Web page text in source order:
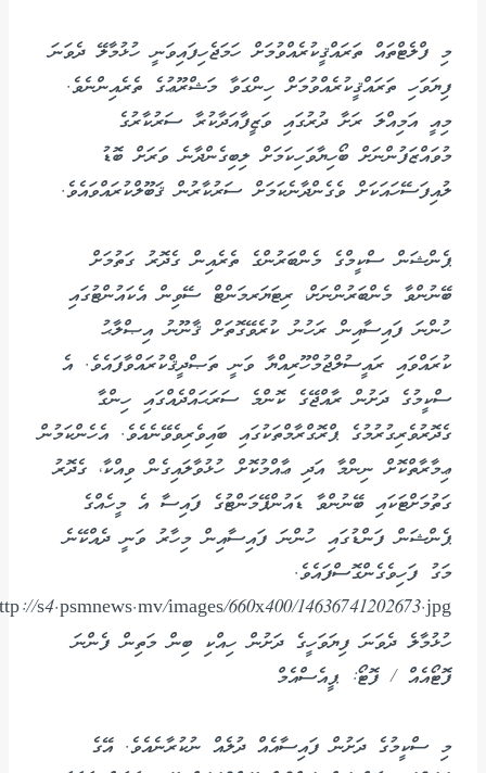
މި ފްލެޓްތައް ތަރައްޤީކުރެއްވުމަށް ހަމަޖެހިފައިވަނީ ހުޅުމާލޭ ދެވަނަ
ފިޔަވަހި ތަރައްޤީކުރެއްވުމަށް ހިންގަވާ މަޝްރޫޢުގެ ތެރެއިންނެވެ.
މިއީ އަމިއްލަ ރަށާ ދުރުގައި ވަޒީފާއަދާކުރާ ސަރުކާރުގެ
މުވައްޒަފުންނަށް ބޯހިޔާވަހިކަމަށް ލިބިގެންދާނެ ވަރަށް ބޮޑު
ލުއިފަސޭހައަކަށް ވެގެންދާނެކަމަށް ސަރުކާރުން ޤަބޫލްކުރައްވައެވެ.
ޕެންޝަން ސްކީމްގެ މެންބަރުންގެ ތެރެއިން ގެދޮރު ގަތުމަށް
ބޭނުންވާ މެންބަރުންނަށް، ރިޓަޔަރމަންޓް ސޭވިން އެކައުންޓުގައި
ހުންނަ ފައިސާއިން ރަހުނު ކުރެވޭގޮތަށް ޤާނޫނު އިޞްލާޙު
ކުރައްވައި ރައީސުލްޖުމްހޫރިއްޔާ ވަނީ ތަޞްދީޤްކުރައްވާފައެވެ. އެ
ސްކީމުގެ ދަށުން ރާއްޖޭގެ ކޮންމެ ސަރަޙައްދެއްގައި ހިންގާ
ގެދޮރުވެރިގުރުމުގެ ޕްރޮގްރާމްތަކުގައި ބައިވެރިވެވޭނެއެވެ. އެހެންކަމުން
ޢިމާރާތްކޮށް ނިންމާ އަދި ޢާއްމުކޮށް ހުޅުވާލައިގެން ވިއްކާ، ގެދޮރު
ގަތުމަށްޓަކައި ބޭނުންވާ ޑައުންޕޭމަންޓުގެ ފައިސާ އެ މީހެއްގެ
ޕެންޝަން ފަންޑުގައި ހުންނަ ފައިސާއިން މިހާރު ވަނީ ދެއްކޭނެ
މަގު ފަހިވެގެންގޮސްފައެވެ.
ހުޅުމާލެ ދެވަނަ ފިޔަވަހީގެ ދަށުން ހިއްކި ބިން މަތިން ފެންނަ
ފޮޓޯއެއް / ފޮޓޯ: ޕީއެސްއެމް
މި ސްކީމުގެ ދަށުން ފައިސާއެއް ދުލެއް ނުކުރާނެއެވެ. އޭގެ